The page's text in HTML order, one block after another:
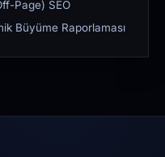
Page) SEO
Büyüme Raporlaması